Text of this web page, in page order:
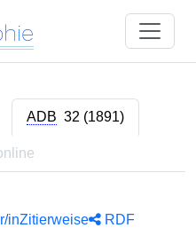
ADB 32 (1891)
inZitierweise
RDF